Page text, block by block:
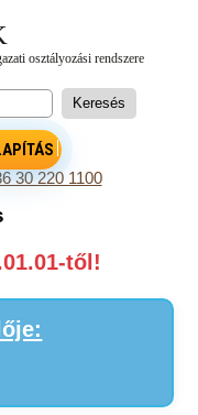
30 220 1100
től!